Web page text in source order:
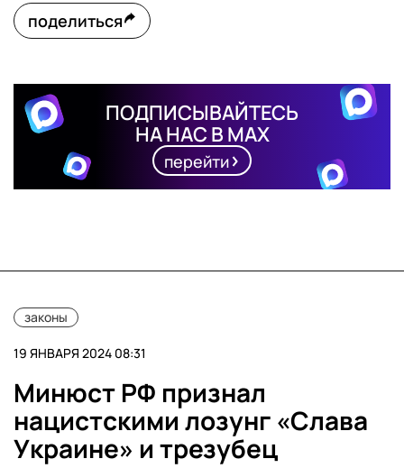
поделиться
ПОДПИСЫВАЙТЕСЬ
НА НАС В MAX
перейти
законы
19 ЯНВАРЯ 2024 08:31
Минюст РФ признал
нацистскими лозунг «Слава
Украине» и трезубец